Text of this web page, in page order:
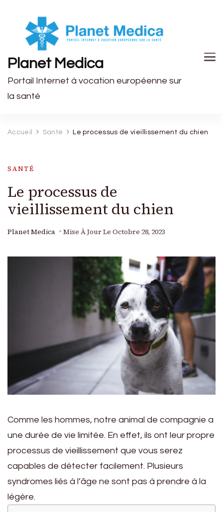
Planet Medica
Portail Internet à vocation européenne sur
la santé
Accueil Santé Le processus de vieillissement du chien
SANTÉ
Le processus de
vieillissement du chien
Planet Medica Mise À Jour Le Octobre 28, 2023
Comme les hommes, notre animal de compagnie a
une durée de vie limitée. En effet, ils ont leur propre
processus de vieillissement que vous serez
capables de détecter facilement. Plusieurs
syndromes liés à l’âge ne sont pas à prendre à la
légère.